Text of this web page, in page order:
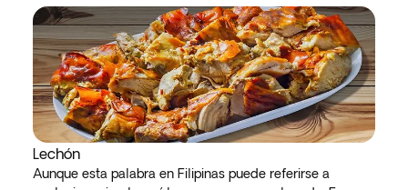
Lechón
Aunque esta palabra en Filipinas puede referirse a